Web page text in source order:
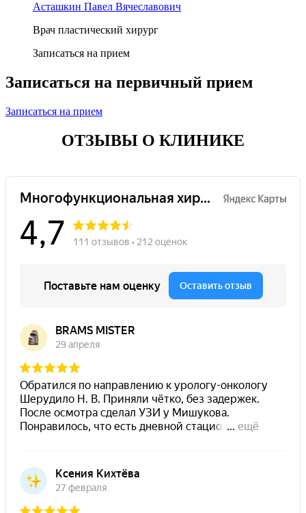
Асташкин Павел Вячеславович
Врач пластический хирург
Записаться на прием
Записаться на первичный прием
Записаться на прием
ОТЗЫВЫ О КЛИНИКЕ